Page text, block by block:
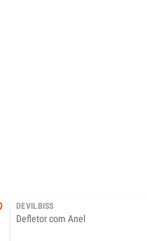
DEVILBISS
Defletor com Anel